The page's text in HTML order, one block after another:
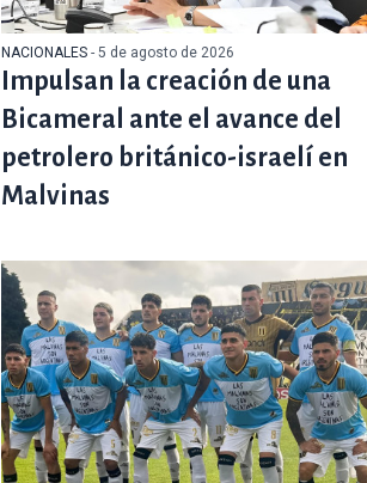
NACIONALES - 5 de agosto de 2026
Impulsan la creación de una
Bicameral ante el avance del
petrolero británico-israelí en
Malvinas